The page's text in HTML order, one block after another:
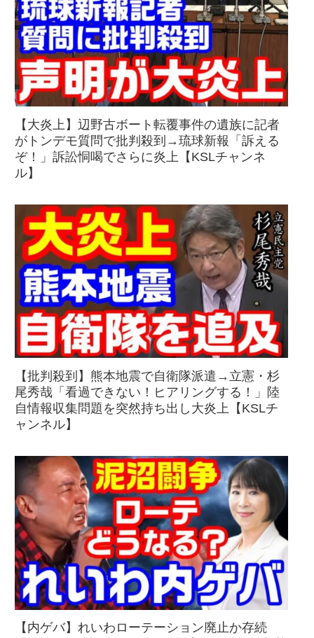
【大炎上】辺野古ボート転覆事件の遺族に記者
がトンデモ質問で批判殺到→琉球新報「訴える
ぞ！」訴訟恫喝でさらに炎上【KSLチャンネ
ル】
【批判殺到】熊本地震で自衛隊派遣→立憲・杉
尾秀哉「看過できない！ヒアリングする！」陸
自情報収集問題を突然持ち出し大炎上【KSLチ
ャンネル】
【内ゲバ】れいわローテーション廃止か存続